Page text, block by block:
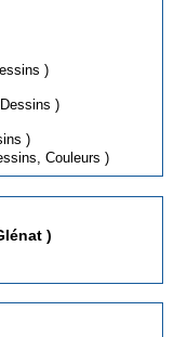
( Textes, Dessins )
2010 ( Textes, Dessins )
Dessins )
2012 ( Textes, Dessins, Couleurs )
)